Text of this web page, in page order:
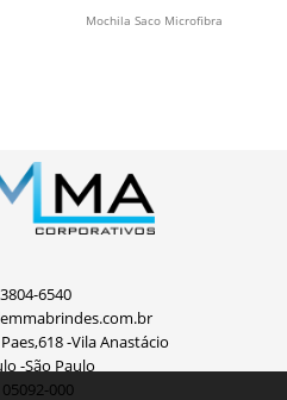
Mochila Saco Microfibra
6540
-Vila Anastácio
-São Paulo
05092-000